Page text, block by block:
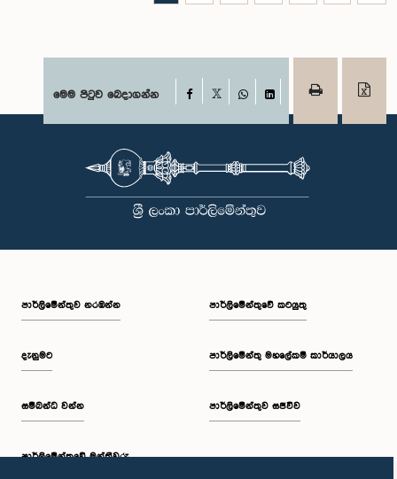
මෙම පිටුව බෙදාගන්න Facebook
WhatsAppLinkedIn
පාර්ලි‌මේන්තුව නරඹන්න
දැනුමට
සම්බන්ධ වන්න
පාර්ලි‌මේන්තුවේ මන්ත්‍රීවරු
පාර්ලිමේන්තුවේ කටයුතු
පාර්ලිමේන්තු මහලේකම් කාර්යාලය
පාර්ලිමේන්තුව සජීවීව